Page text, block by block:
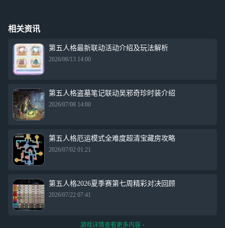
相关资讯
第五人格最新联动活动介绍及玩法解析
2026/06/13 14:00
第五人格盗墓笔记联动吴邪奇珍时装介绍
2026/07/08 14:00
第五人格厄运模式全难度超清宝藏房攻略
2026/07/02 01:21
第五人格2026夏季赛第七周精彩对决回顾
2026/07/22 07:41
游戏详情查看更多内容